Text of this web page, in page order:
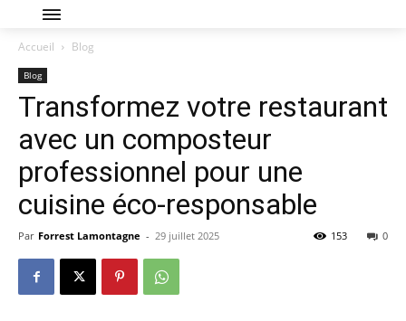
Accueil Blog
Blog
Transformez votre restaurant
avec un composteur
professionnel pour une
cuisine éco-responsable
Par Forrest Lamontagne - 29 juillet 2025 0
153